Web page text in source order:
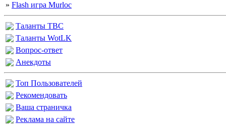
» Flash игра Murloc
Таланты TBC
Таланты WotLK
Вопрос-ответ
Анекдоты
Топ Пользователей
Рекомендовать
Ваша страничка
Реклама на сайте